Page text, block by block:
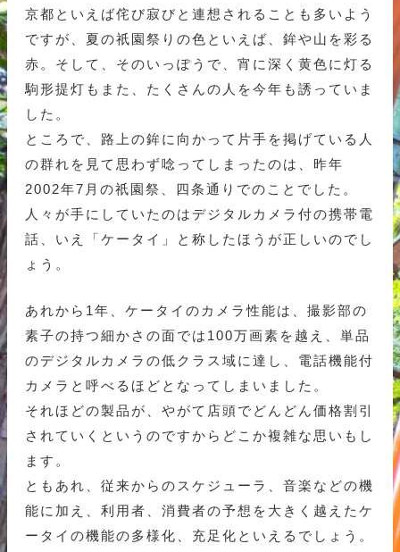
京都といえば侘び寂びと連想されることも多いよう
ですが、夏の祇園祭りの色といえば、鉾や山を彩る
赤。そして、そのいっぽうで、宵に深く黄色に灯る
駒形提灯もまた、たくさんの人を今年も誘っていま
した。
ところで、路上の鉾に向かって片手を掲げている人
の群れを見て思わず唸ってしまったのは、昨年
2002年7月の祇園祭、四条通りでのことでした。
人々が手にしていたのはデジタルカメラ付の携帯電
話、いえ「ケータイ」と称したほうが正しいのでし
ょう。
あれから1年、ケータイのカメラ性能は、撮影部の
素子の持つ細かさの面では100万画素を越え、単品
のデジタルカメラの低クラス域に達し、電話機能付
カメラと呼べるほどとなってしまいました。
それほどの製品が、やがて店頭でどんどん価格割引
されていくというのですからどこか複雑な思いもし
ます。
ともあれ、従来からのスケジューラ、音楽などの機
能に加え、利用者、消費者の予想を大きく越えたケ
ータイの機能の多様化、充足化といえるでしょう。